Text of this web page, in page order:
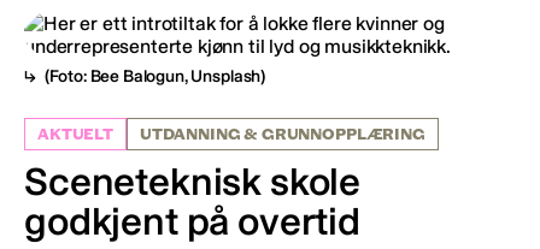
(Foto: Bee Balogun, Unsplash)
AKTUELT UTDANNING & GRUNNOPPLÆRING
Sceneteknisk skole
godkjent på overtid